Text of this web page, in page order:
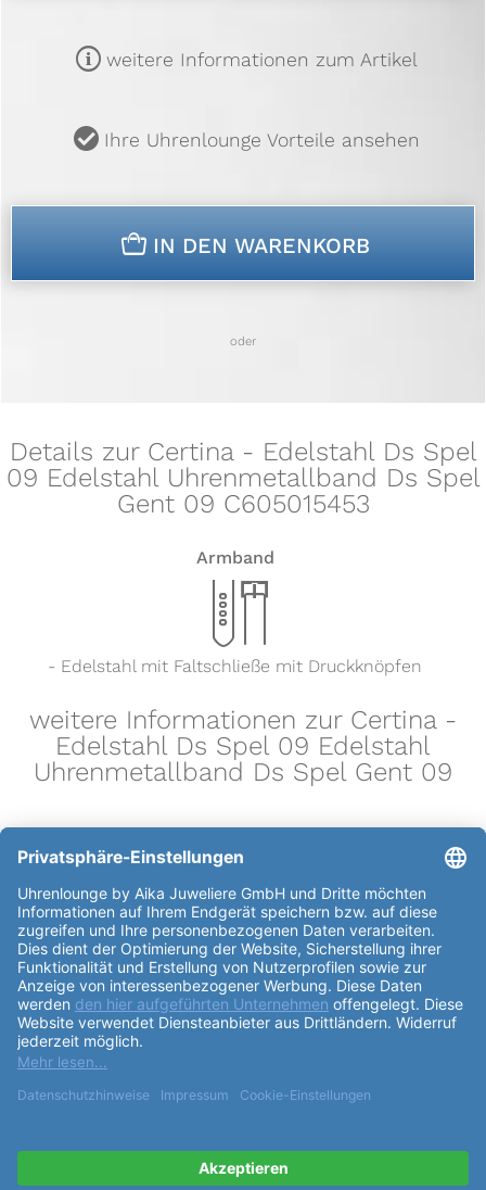
m weitere Informationen zum Artikel
u Ihre Uhrenlounge Vorteile ansehen
n IN DEN WARENKORB
oder
Details zur Certina - Edelstahl Ds Spel
09 Edelstahl Uhrenmetallband Ds Spel
Gent 09 C605015453
Armband
x
- Edelstahl mit Faltschließe mit Druckknöpfen
weitere Informationen zur Certina -
Edelstahl Ds Spel 09 Edelstahl
Uhrenmetallband Ds Spel Gent 09